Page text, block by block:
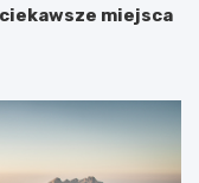
miejsca